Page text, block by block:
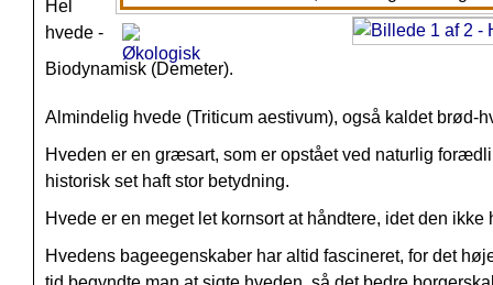
Hel
hvede -
Biodynamisk (Demeter).
Almindelig hvede (Triticum aestivum), også kaldet brød-
Hveden er en græsart, som er opstået ved naturlig
historisk set haft stor betydning.
Hvede er en meget let kornsort at håndtere, idet den ikke
Hvedens bageegenskaber har altid fascineret, for det